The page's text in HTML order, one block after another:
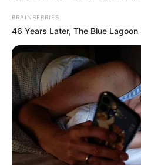
BRAINBERRIES
46 Years Later, The Blue